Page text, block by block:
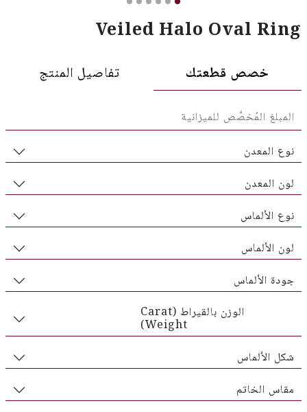
Veiled Halo Oval Ring
خصص قطعتك تفاصيل المنتج
نوع المعدن
لون المعدن
نوع الألماس
لون الألماس
جودة الألماس
الوزن بالقيراط (Carat
Weight)
شكل الألماس
مقاس الخاتم